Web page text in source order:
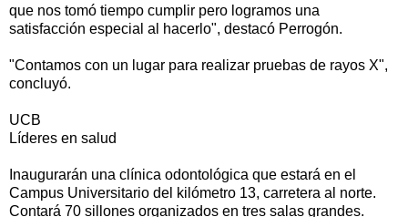
que nos tomó tiempo cumplir pero logramos una
satisfacción especial al hacerlo", destacó Perrogón.
"Contamos con un lugar para realizar pruebas de rayos X",
concluyó.
UCB
Líderes en salud
Inaugurarán una clínica odontológica que estará en el
Campus Universitario del kilómetro 13, carretera al norte.
Contará 70 sillones organizados en tres salas grandes.